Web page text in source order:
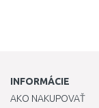
INFORMÁCIE
AKO NAKUPOVAŤ